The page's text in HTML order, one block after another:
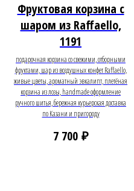
Фруктовая корзина с
шаром из Raffaello,
1191
подарочная корзина со свежими, отборными
фруктами, шар из воздушных конфет Raffaello,
живые цветы, ароматный эвкалипт, плетёная
корзина из лозы, handmade оформление
ручного шитья, бережная курьерская доставка
по Казани и пригороду
7 700 ₽